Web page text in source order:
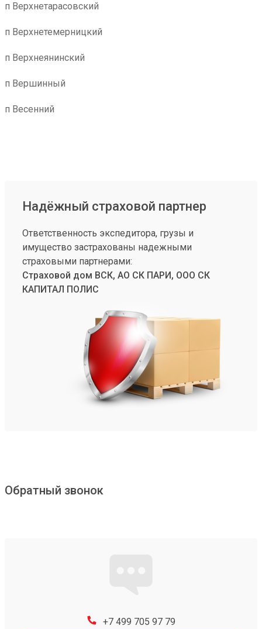
п Верхнетарасовский
п Верхнетемерницкий
п Верхнеянинский
п Вершинный
п Весенний
Надёжный страховой партнер
Ответственность экспедитора, грузы и
имущество застрахованы надежными
страховыми партнерами:
Страховой дом ВСК, АО СК ПАРИ, ООО СК
КАПИТАЛ ПОЛИС
Обратный звонок
+7 499 705 97 79